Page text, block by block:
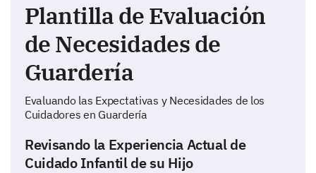
Plantilla de Evaluación
de Necesidades de
Guardería
Evaluando las Expectativas y Necesidades de los
Cuidadores en Guardería
Revisando la Experiencia Actual de
Cuidado Infantil de su Hijo